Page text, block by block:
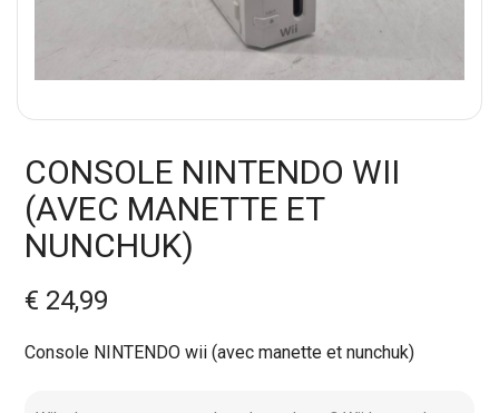
CONSOLE NINTENDO WII
(AVEC MANETTE ET
NUNCHUK)
€ 24,99
Console NINTENDO wii (avec manette et nunchuk)